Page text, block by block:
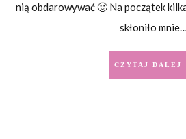
nią obdarowywać 🙂 Na początek
skłoniło mnie…
CZYTAJ DALEJ